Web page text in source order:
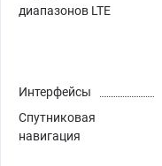
диапазонов LTE
Интерфейсы
Спутниковая
навигация